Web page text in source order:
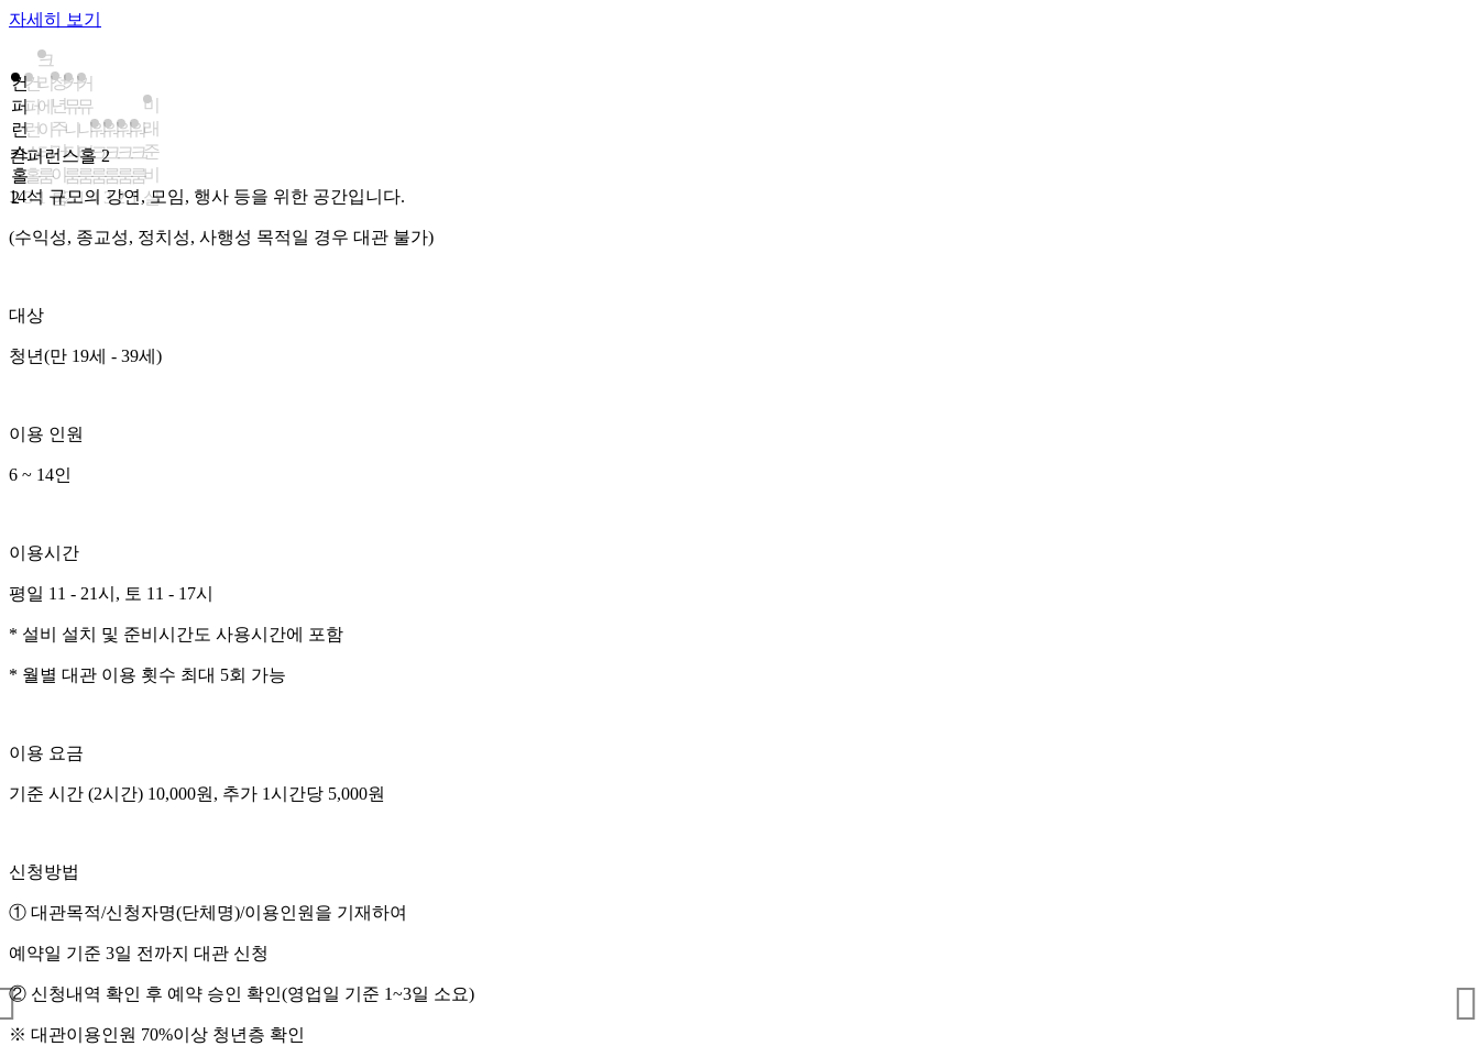
자세히 보기
컨
퍼
런
스
홀
2
컨
퍼
런
스
홀
3
크
리
에
이
터
룸
1
청
년
주
거
이
룸
커
뮤
니
티
룸
2
커
뮤
니
티
룸
1
워
크
룸
4
워
크
룸
3
워
크
룸
2
워
크
룸
1
미
래
준
비
실
컨퍼런스홀 2
14석 규모의 강연, 모임, 행사 등을 위한 공간입니다.
(수익성, 종교성, 정치성, 사행성 목적일 경우 대관 불가)
대상
청년(만 19세 - 39세)
이용 인원
6 ~ 14인
이용시간
평일 11 - 21시, 토 11 - 17시
* 설비 설치 및 준비시간도 사용시간에 포함
* 월별 대관 이용 횟수 최대 5회 가능
이용 요금
기준 시간 (2시간) 10,000원, 추가 1시간당 5,000원
신청방법
① 대관목적/신청자명(단체명)/이용인원을 기재하여
예약일 기준 3일 전까지 대관 신청
② 신청내역 확인 후 예약 승인 확인(영업일 기준 1~3일 소요)
※ 대관이용인원 70%이상 청년층 확인
컨퍼런스홀 3
24석 규모의 강연, 모임, 행사 등을 위한 공간입니다.
(수익성, 종교성, 정치성, 사행성 목적일 경우 대관 불가)
대상
이용 인원
이용시간
평일 11 - 21시, 토 11 - 17시
* 설비 설치 및 준비시간도 사용시간에 포함
이용 요금
신청방법
① 대관목적/신청자명(단체명)/이용인원을 기재하여
예약일 기준 3일 전까지 대관 신청
② 신청내역 확인 후 예약 승인 확인(영업일 기준 1~3일 소요)
크리에이터룸 1
영상촬영 및 화상회의 등 편집이 가능한 크리에이티브 공간입니다.
(수익성, 종교성, 정치성, 사행성 목적일 경우 대관 불가)
대상
청년(만 19세 - 39세)
이용 인원
1 ~ 2인
이용시간
평일 11 - 21시, 토 11 - 17시
* 설비 설치 및 준비시간도 사용시간에 포함
* 월별 대관 이용 횟수 최대 5회 가능
이용 요금
기준 시간 (2시간) 10,000원, 추가 1시간당 5,000원
신청방법
① 대관목적/신청자명(단체명)/이용인원을 기재하여
예약일 기준 3일 전까지 대관 신청
② 신청내역 확인 후 예약 승인 확인(영업일 기준 1~3일 소요)
※ 대관이용인원 70%이상 청년층 확인
청년주거이룸
청년정책종합상담, 주거상담, 영테크 상담 등이 이루어지는 상담 전용 공간입니다.
연계 상담사님만 이용, 신청 가능
2 ~ 4인
평일 11 - 21시, 토 11 - 17시
* 1일 최대 2시간 대관 가능
* 준비시간도 사용시간에 포함
① 대관목적/신청자명(단체명)/이용인원을 기재하여
예약일 기준 3일 전까지 대관 신청 가능
③ 대관 당일, 인포데스크에서 이용대장 작성
④ 대관 이용 후 대관실 정리 정돈
* 예약사항이 신청내용과 변동이 생길 경우, 반드시 청년센터로 알려주세요!
* 사전에 협의되지 않은 내용에 대해서는 대관에 제한이 있을 수 있습니다.
커뮤니티룸 2
커뮤니티 활동 및 청년지원매니저와 함께
다양한 이야기를 나눌 수 있는 공간입니다.
대상
이용 인원
이용시간
평일 11 - 21시, 토 11 - 17시
* 설비 설치 및 준비시간도 사용시간에 포함
이용 요금
신청방법
① 대관목적/신청자명(단체명)/이용인원을 기재하여
예약일 기준 3일 전까지 대관 신청
② 신청내역 확인 후 예약 승인 확인(영업일 기준 1~3일 소요)
커뮤니티룸 1
커뮤니티 활동 및 청년지원매니저와 함께
다양한 이야기를 나눌 수 있는 공간입니다.
대상
이용 인원
이용시간
평일 11 - 21시, 토 11 - 17시
* 설비 설치 및 준비시간도 사용시간에 포함
이용 요금
신청방법
① 대관목적/신청자명(단체명)/이용인원을 기재하여
예약일 기준 3일 전까지 대관 신청
② 신청내역 확인 후 예약 승인 확인(영업일 기준 1~3일 소요)
워크룸 4
커뮤니티 활동 및 그룹 스터디, 소규모 회의 등을 위한 공간입니다.
(수익성, 종교성, 정치성, 사행성 목적일 경우 대관 불가)
대상
청년(만 19세 - 39세)
이용 인원
4 ~ 8인
이용시간
평일 11 - 21시, 토 11 - 17시
* 설비 설치 및 준비시간도 사용시간에 포함
* 월별 대관 이용 횟수 최대 5회 가능
이용 요금
기준 시간 (2시간) 10,000원, 추가 1시간당 5,000원
신청방법
① 대관목적/신청자명(단체명)/이용인원을 기재하여
예약일 기준 3일 전까지 대관 신청
② 신청내역 확인 후 예약 승인 확인(영업일 기준 1~3일 소요)
※ 대관이용인원 70%이상 청년층 확인
워크룸 3
커뮤니티 활동 및 그룹 스터디, 소규모 회의 등을 위한 공간입니다.
(수익성, 종교성, 정치성, 사행성 목적일 경우 대관 불가)
대상
청년(만 19세 - 39세)
이용 인원
2 ~ 4인
이용시간
평일 11 - 21시, 토 11 - 17시
* 설비 설치 및 준비시간도 사용시간에 포함
* 월별 대관 이용 횟수 최대 5회 가능
이용 요금
기준 시간 (2시간) 10,000원, 추가 1시간당 5,000원
신청방법
① 대관목적/신청자명(단체명)/이용인원을 기재하여
예약일 기준 3일 전까지 대관 신청
② 신청내역 확인 후 예약 승인 확인(영업일 기준 1~3일 소요)
※ 대관이용인원 70%이상 청년층 확인
워크룸 2
커뮤니티 활동 및 그룹 스터디, 소규모 회의 등을 위한 공간입니다.
(수익성, 종교성, 정치성, 사행성 목적일 경우 대관 불가)
대상
청년(만 19세 - 39세)
이용 인원
2 ~ 4인
이용시간
평일 11 - 21시, 토 11 - 17시
* 설비 설치 및 준비시간도 사용시간에 포함
* 월별 대관 이용 횟수 최대 5회 가능
이용 요금
기준 시간 (2시간) 10,000원, 추가 1시간당 5,000원
신청방법
① 대관목적/신청자명(단체명)/이용인원을 기재하여
예약일 기준 3일 전까지 대관 신청
② 신청내역 확인 후 예약 승인 확인(영업일 기준 1~3일 소요)
※ 대관이용인원 70%이상 청년층 확인
워크룸 1
커뮤니티 활동 및 그룹 스터디, 소규모 회의 등을 위한 공간입니다.
(수익성, 종교성, 정치성, 사행성 목적일 경우 대관 불가)
대상
청년(만 19세 - 39세)
이용 인원
2 ~ 4인
이용시간
평일 11 - 21시, 토 11 - 17시
* 설비 설치 및 준비시간도 사용시간에 포함
* 월별 대관 이용 횟수 최대 5회 가능
이용 요금
기준 시간 (2시간) 10,000원, 추가 1시간당 5,000원
신청방법
① 대관목적/신청자명(단체명)/이용인원을 기재하여
예약일 기준 3일 전까지 대관 신청
② 신청내역 확인 후 예약 승인 확인(영업일 기준 1~3일 소요)
※ 대관이용인원 70%이상 청년층 확인
미래준비실
미래준비실은 청년들의 AI 면접 체험 등이 가능한 공간입니다. 보다 많은 청년들이 공간을 이용할 수 있도록 대관 운영 방식 안내드립니다.
(수익성, 종교성, 정치성, 사행성 목적일 경우 대관 불가)
대상
청년(만 19세 - 39세)
이용 인원
최대 1인
이용시간
평일 11 - 21시, 토 11 - 17시
* 설비 설치 및 준비시간도 사용시간에 포함
* 월별 대관 이용 횟수 최대 5회 가능
이용 요금
무료
이용 안내
-미래준비실은 1인당 하루 최대 2시간까지 무료 이용 가능합니다.